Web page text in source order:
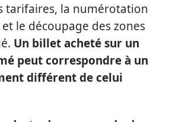
tarifaires, la numérotation
le découpage des zones
Un billet acheté sur un
peut correspondre à un
différent de celui